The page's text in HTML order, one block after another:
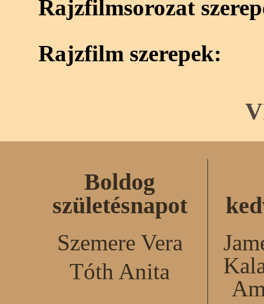
Rajzfilmsorozat
Rajzfilm szerepek:
Boldog
születésnapot
Szemere Vera
Tóth Anita